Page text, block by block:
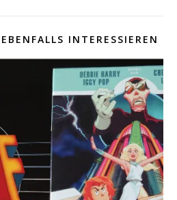
INTERESSIEREN